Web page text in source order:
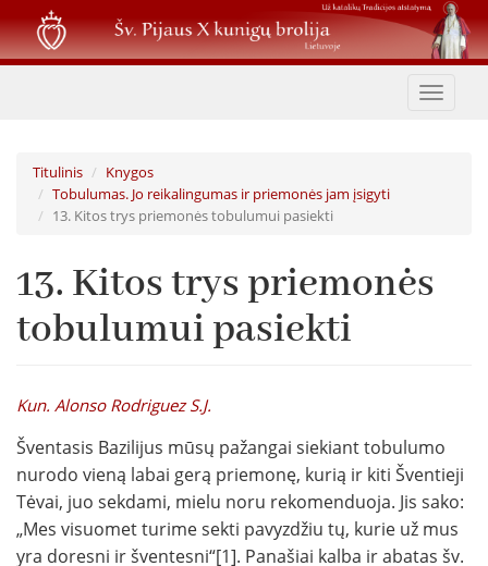
Pereiti
į
pagrindinį
Toggle
Titulinis
Knygos
Tobulumas. Jo reikalingumas ir priemonės jam įsigyti
13. Kitos trys priemonės tobulumui pasiekti
13. Kitos trys priemonės
tobulumui pasiekti
Kun. Alonso Rodriguez S.J.
Šventasis Bazilijus mūsų pažangai siekiant tobulumo
nurodo vieną labai gerą priemonę, kurią ir kiti Šven­tieji
Tėvai, juo sekdami, mielu noru rekomenduoja. Jis sako:
„Mes visuomet turime sek­ti pavyzdžiu tų, kurie už mus
yra doresni ir šventesni“[1]. Panašiai kalba ir abatas šv.